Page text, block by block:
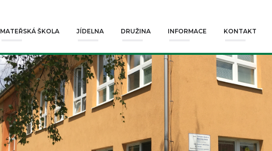
MATEŘSKÁ ŠKOLA JÍDELNA DRUŽINA INFORMACE KONTAKT